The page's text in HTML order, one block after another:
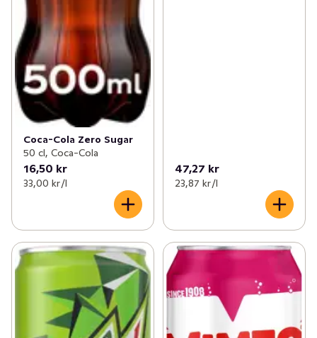
Coca-Cola Zero Sugar
50 cl, Coca-Cola
16,50 kr
33,00 kr /l
47,27 kr
23,87 kr /l